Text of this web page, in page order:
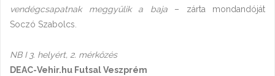
vendégcsapatnak meggyűlik a baja– zárta mondandóját
Soczó Szabolcs.
NB I 3. helyért, 2. mérkőzés
DEAC-Vehir.hu Futsal Veszprém